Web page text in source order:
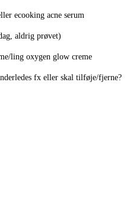
ecooking acne serum
aldrig prøvet)
ling oxygen glow creme
fx eller skal tilføje/fjerne?